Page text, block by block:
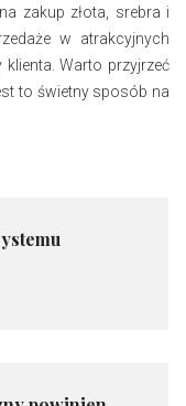
zakup złota, srebra i
w atrakcyjnych
Warto przyjrzeć
to świetny sposób na